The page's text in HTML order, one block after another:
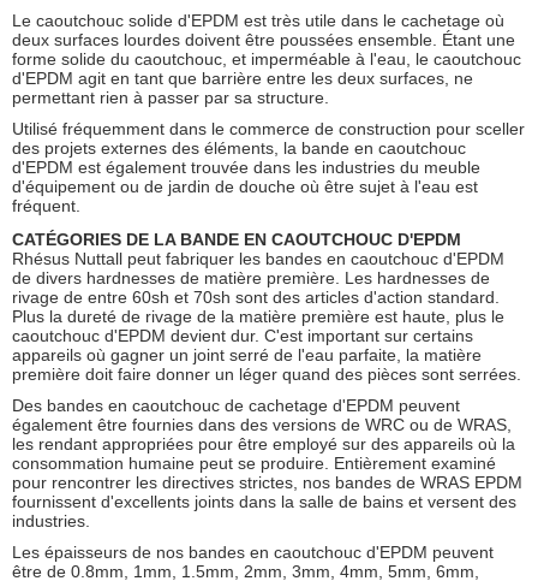
Le caoutchouc solide d'EPDM est très utile dans le cachetage où
deux surfaces lourdes doivent être poussées ensemble. Étant une
forme solide du caoutchouc, et imperméable à l'eau, le caoutchouc
d'EPDM agit en tant que barrière entre les deux surfaces, ne
permettant rien à passer par sa structure.
Utilisé fréquemment dans le commerce de construction pour sceller
des projets externes des éléments, la bande en caoutchouc
d'EPDM est également trouvée dans les industries du meuble
d'équipement ou de jardin de douche où être sujet à l'eau est
fréquent.
CATÉGORIES DE LA BANDE EN CAOUTCHOUC D'EPDM
Rhésus Nuttall peut fabriquer les bandes en caoutchouc d'EPDM
de divers hardnesses de matière première. Les hardnesses de
rivage de entre 60sh et 70sh sont des articles d'action standard.
Plus la dureté de rivage de la matière première est haute, plus le
caoutchouc d'EPDM devient dur. C'est important sur certains
appareils où gagner un joint serré de l'eau parfaite, la matière
première doit faire donner un léger quand des pièces sont serrées.
Des bandes en caoutchouc de cachetage d'EPDM peuvent
également être fournies dans des versions de WRC ou de WRAS,
les rendant appropriées pour être employé sur des appareils où la
consommation humaine peut se produire. Entièrement examiné
pour rencontrer les directives strictes, nos bandes de WRAS EPDM
fournissent d'excellents joints dans la salle de bains et versent des
industries.
Les épaisseurs de nos bandes en caoutchouc d'EPDM peuvent
être de 0.8mm, 1mm, 1.5mm, 2mm, 3mm, 4mm, 5mm, 6mm,